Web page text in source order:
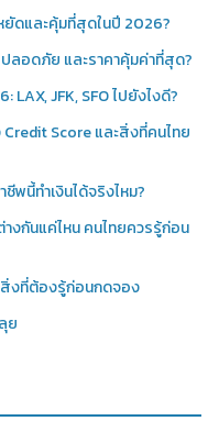
ยัดและคุ้มที่สุดในปี 2026?
ปลอดภัย และราคาคุ้มค่าที่สุด?
LAX, JFK, SFO ไปยังไงดี?
Score และสิ่งที่คนไทย
ชีพนี้ทำเงินได้จริงไหม?
างกันแค่ไหน คนไทยควรรู้ก่อน
สิ่งที่ต้องรู้ก่อนกดจอง
ย